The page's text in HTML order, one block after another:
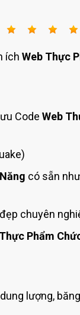
ích Web Thực
Code Web
có sẵn
chuyên
Phẩm
lượng,